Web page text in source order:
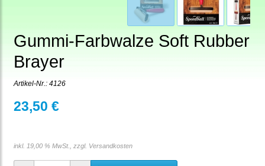
Gummi-Farbwalze Soft Rubber
Brayer
Artikel-Nr.: 4126
23,50 €
inkl. 19,00 % MwSt., zzgl. Versandkosten